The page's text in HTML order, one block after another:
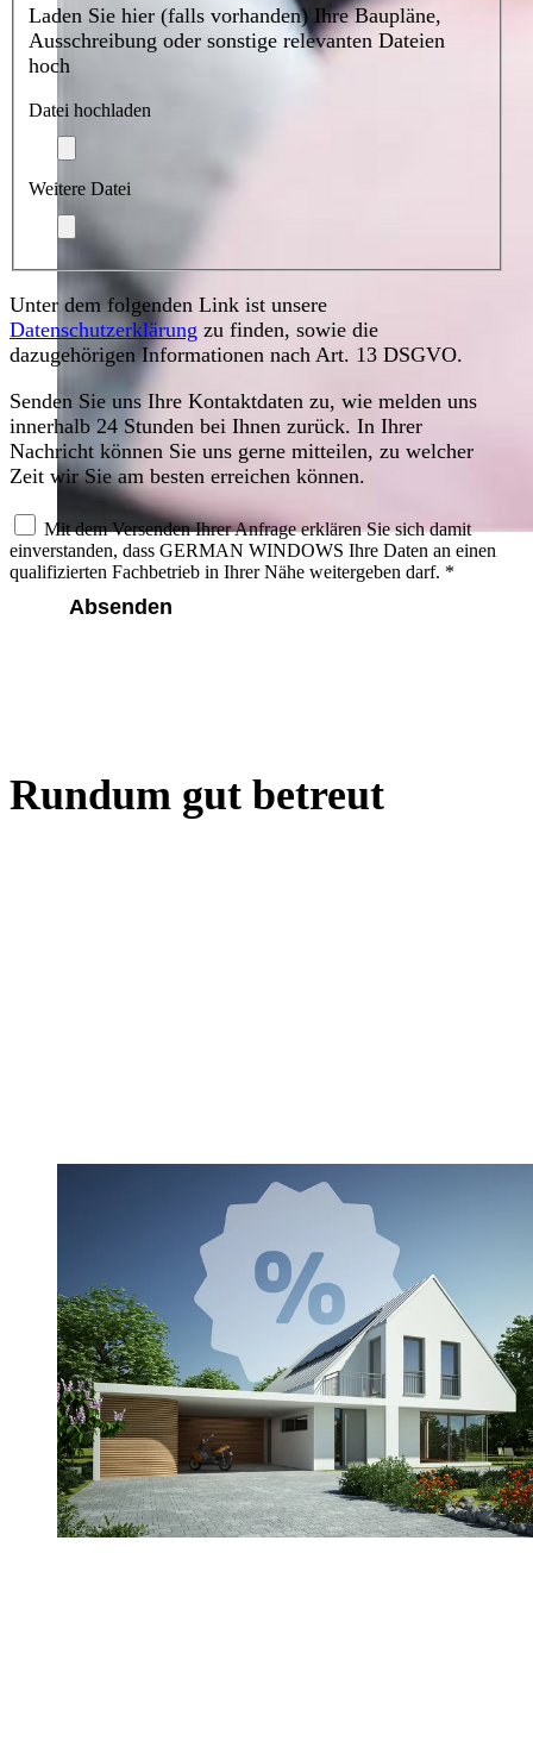
Laden Sie hier (falls vorhanden) Ihre Baupläne,
Ausschreibung oder sonstige relevanten Dateien
hoch
Datei hochladen
Weitere Datei
Unter dem folgenden Link ist unsere
Datenschutzerklärung zu finden, sowie die
dazugehörigen Informationen nach Art. 13 DSGVO.
Senden Sie uns Ihre Kontaktdaten zu, wie melden uns
innerhalb 24 Stunden bei Ihnen zurück. In Ihrer
Nachricht können Sie uns gerne mitteilen, zu welcher
Zeit wir Sie am besten erreichen können.
Mit dem Versenden Ihrer Anfrage erklären Sie sich damit
einverstanden, dass GERMAN WINDOWS Ihre Daten an einen
qualifizierten Fachbetrieb in Ihrer Nähe weitergeben darf. *
Absenden
Rundum gut betreut